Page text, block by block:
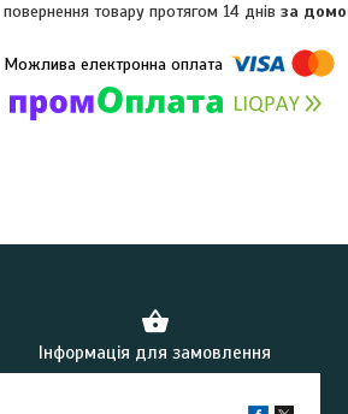
повернення товару протягом 14 днівза
Інформація для замовлення